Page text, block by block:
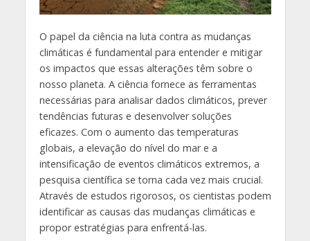
O papel da ciência na luta contra as mudanças
climáticas é fundamental para entender e mitigar
os impactos que essas alterações têm sobre o
nosso planeta. A ciência fornece as ferramentas
necessárias para analisar dados climáticos, prever
tendências futuras e desenvolver soluções
eficazes. Com o aumento das temperaturas
globais, a elevação do nível do mar e a
intensificação de eventos climáticos extremos, a
pesquisa científica se torna cada vez mais crucial.
Através de estudos rigorosos, os cientistas podem
identificar as causas das mudanças climáticas e
propor estratégias para enfrentá-las.